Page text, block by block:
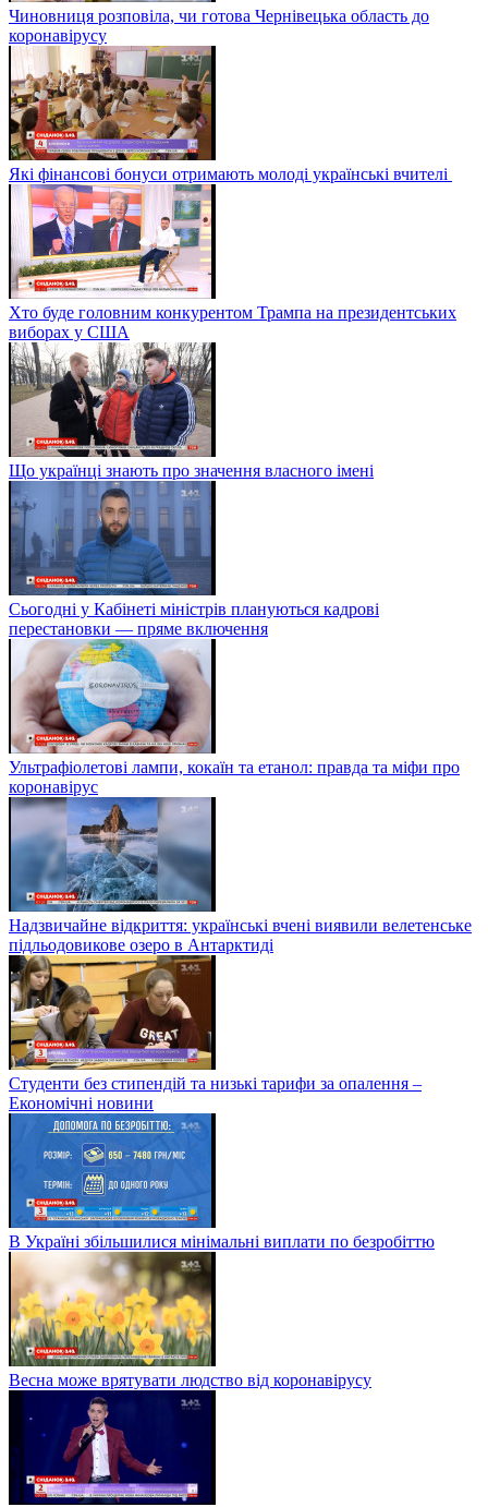
Чиновниця розповіла, чи готова Чернівецька область до
коронавірусу
Які фінансові бонуси отримають молоді українські вчителі
Хто буде головним конкурентом Трампа на президентських
виборах у США
Що українці знають про значення власного імені
Сьогодні у Кабінеті міністрів плануються кадрові
перестановки — пряме включення
Ультрафіолетові лампи, кокаїн та етанол: правда та міфи про
коронавірус
Надзвичайне відкриття: українські вчені виявили велетенське
підльодовикове озеро в Антарктиді
Студенти без стипендій та низькі тарифи за опалення –
Економічні новини
В Україні збільшилися мінімальні виплати по безробіттю
Весна може врятувати людство від коронавірусу